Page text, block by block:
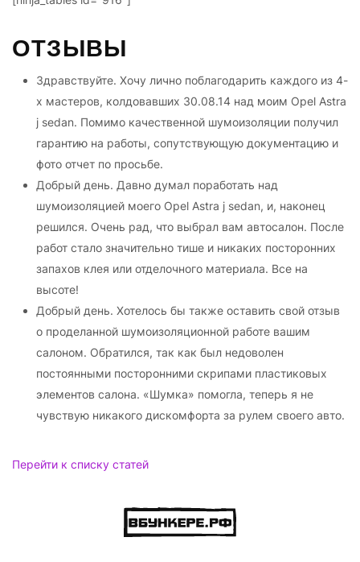
ОТЗЫВЫ
Здравствуйте. Хочу лично поблагодарить каждого из 4-
х мастеров, колдовавших 30.08.14 над моим Opel Astra
j sedan. Помимо качественной шумоизоляции получил
гарантию на работы, сопутствующую документацию и
фото отчет по просьбе.
Добрый день. Давно думал поработать над
шумоизоляцией моего Opel Astra j sedan, и, наконец
решился. Очень рад, что выбрал вам автосалон. После
работ стало значительно тише и никаких посторонних
запахов клея или отделочного материала. Все на
высоте!
Добрый день. Хотелось бы также оставить свой отзыв
о проделанной шумоизоляционной работе вашим
салоном. Обратился, так как был недоволен
постоянными посторонними скрипами пластиковых
элементов салона. «Шумка» помогла, теперь я не
чувствую никакого дискомфорта за рулем своего авто.
Перейти к списку статей